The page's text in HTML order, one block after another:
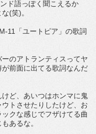
ド語っぽく聞こえるか
(笑)。
11「ユートピア」の歌詞
のアトランティスってヤ
前面に出てる歌詞なんだ
ど、あいつはホンマに鬼
トさせたりしたけど、お
クな感じでフザけてる曲
あるな。